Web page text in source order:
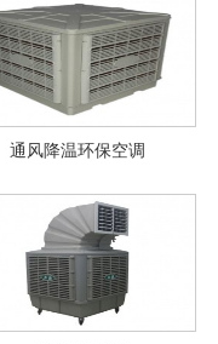
通风降温环保空调